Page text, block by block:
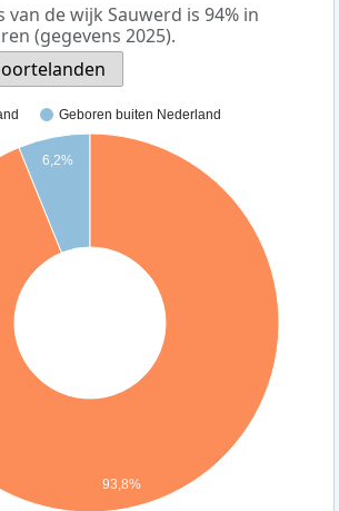
van de wijk Sauwerd is 94% in
(gegevens 2025).
Geboren buiten Nederland
6,2%
93,8%